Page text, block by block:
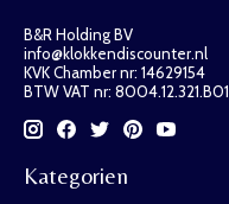
B&R Holding BV
info@klokkendiscounter.nl
KVK Chamber nr: 14629154
BTW VAT nr: 8004.12.321.B01
Kategorien